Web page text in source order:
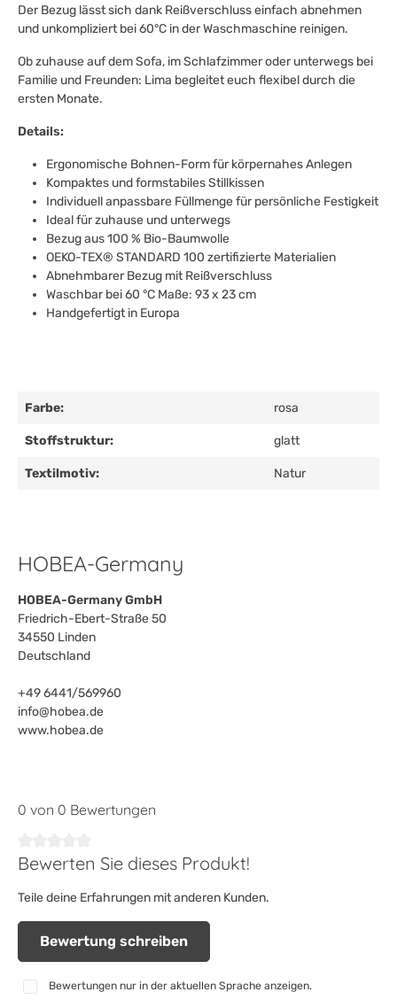
Der Bezug lässt sich dank Reißverschluss einfach abnehmen
und unkompliziert bei 60°C in der Waschmaschine reinigen.
Ob zuhause auf dem Sofa, im Schlafzimmer oder unterwegs bei
Familie und Freunden: Lima begleitet euch flexibel durch die
ersten Monate.
Details:
Ergonomische Bohnen-Form für körpernahes Anlegen
Kompaktes und formstabiles Stillkissen
Individuell anpassbare Füllmenge für persönliche Festigkeit
Ideal für zuhause und unterwegs
Bezug aus 100 % Bio-Baumwolle
OEKO-TEX® STANDARD 100 zertifizierte Materialien
Abnehmbarer Bezug mit Reißverschluss
Waschbar bei 60 °C Maße: 93 x 23 cm
Handgefertigt in Europa
Farbe: rosa
Stoffstruktur: glatt
Textilmotiv: Natur
HOBEA-Germany
HOBEA-Germany GmbH
Friedrich-Ebert-Straße 50
34550 Linden
Deutschland
+49 6441/569960
info@hobea.de
www.hobea.de
0 von 0 Bewertungen
Durchschnittliche Bewertung von 0 von 5 Sternen
Bewerten Sie dieses Produkt!
Teile deine Erfahrungen mit anderen Kunden.
Bewertung schreiben
Bewertungen nur in der aktuellen Sprache anzeigen.